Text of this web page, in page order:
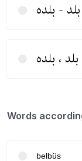
بلد - بلده
بلد ، بلده
Words
belbüs